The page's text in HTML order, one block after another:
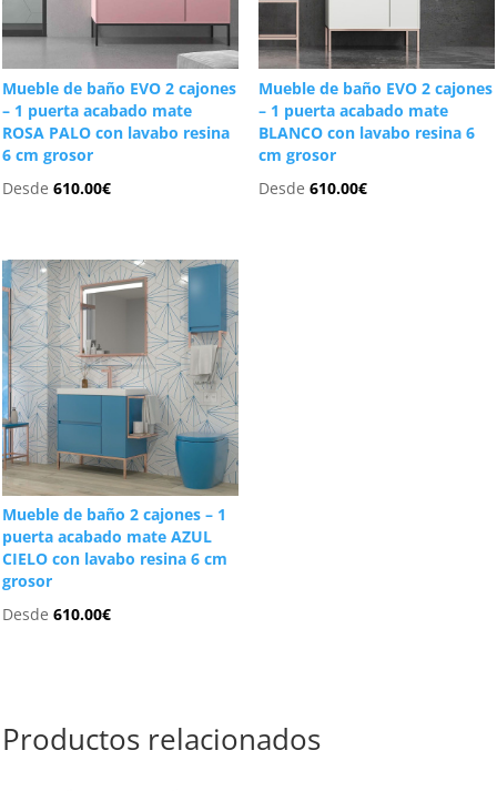
Mueble de baño EVO 2 cajones
– 1 puerta acabado mate
ROSA PALO con lavabo resina
6 cm grosor
Desde610.00€
Mueble de baño EVO 2 cajones
– 1 puerta acabado mate
BLANCO con lavabo resina 6
cm grosor
Desde 610.00€
Mueble de baño 2 cajones – 1
puerta acabado mate AZUL
CIELO con lavabo resina 6 cm
grosor
Desde610.00€
Productos relacionados